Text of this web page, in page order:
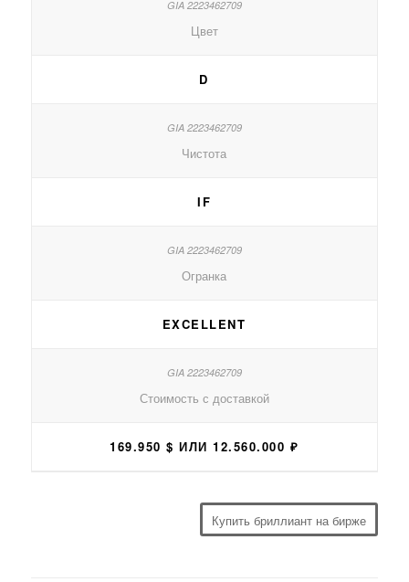
Цвет
D
Чистота
IF
Огранка
EXCELLENT
Стоимость с доставкой
169.950 $ ИЛИ 12.560.000 ₽
Купить бриллиант на бирже